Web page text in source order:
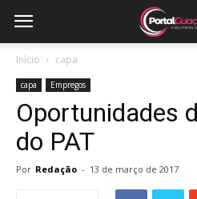
Início capa
capa Empregos
Oportunidades
do PAT
Por Redação - 13 de março de 2017